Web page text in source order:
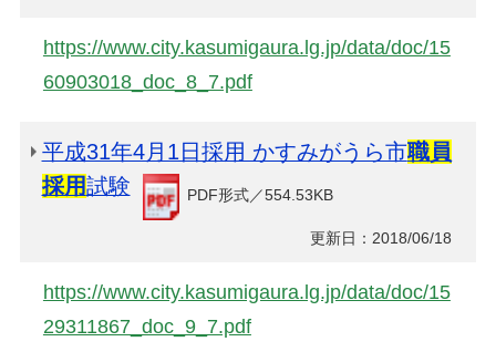
https://www.city.kasumigaura.lg.jp/data/doc/15
60903018_doc_8_7.pdf
平成31年4月1日採用 かすみがうら市職員
採用試験 PDF形式／554.53KB
更新日：2018/06/18
https://www.city.kasumigaura.lg.jp/data/doc/15
29311867_doc_9_7.pdf